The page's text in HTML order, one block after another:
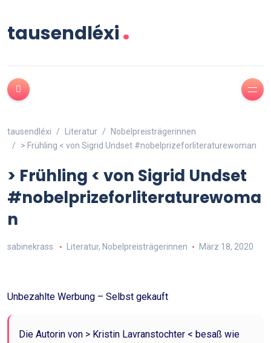
tausendléxi.
tausendléxi Literatur
Nobelpreisträgerinnen
> Frühling < von Sigrid Undset #nobelprizeforliteraturewoman
> Frühling < von Sigrid Undset
#nobelprizeforliteraturewoma
n
sabinekrass Literatur, Nobelpreisträgerinnen März 18, 2020
Unbezahlte Werbung – Selbst gekauft
Die Autorin von > Kristin Lavranstochter < besaß wie